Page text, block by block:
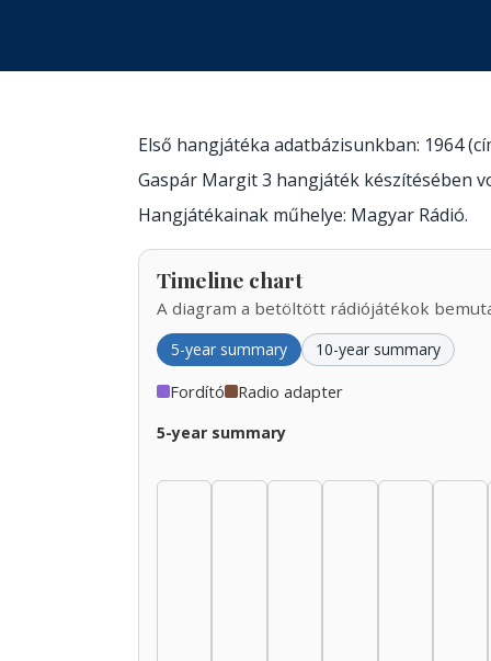
Első hangjátéka adatbázisunkban: 1964
Gaspár Margit 3 hangjáték készítésében
Hangjátékainak műhelye: Magyar Rádió.
Timeline chart
A diagram a betöltött rádiójátékok
5-year summary 10-year summary
Fordító Radio adapter
5-year summary